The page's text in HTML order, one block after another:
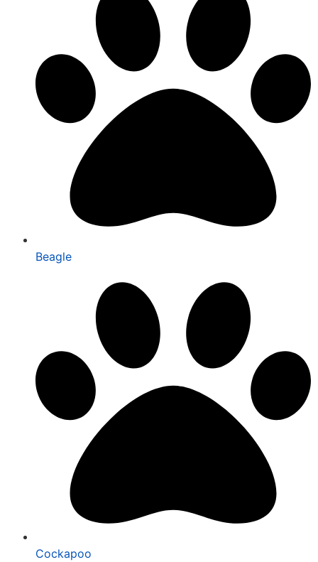
Beagle
Cockapoo